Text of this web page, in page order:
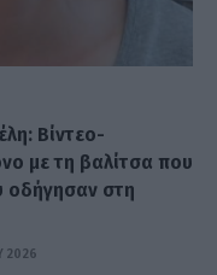
Βίντεο-
με τη βαλίτσα που
οδήγησαν στη
2026